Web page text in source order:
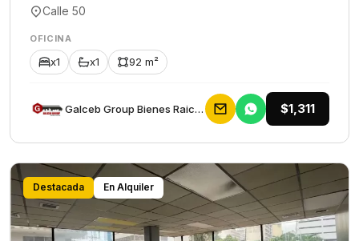
Calle 50
OFICINA
x1 x1 92 m²
Galceb Group Bienes Raices $1,311
Destacada En Alquiler